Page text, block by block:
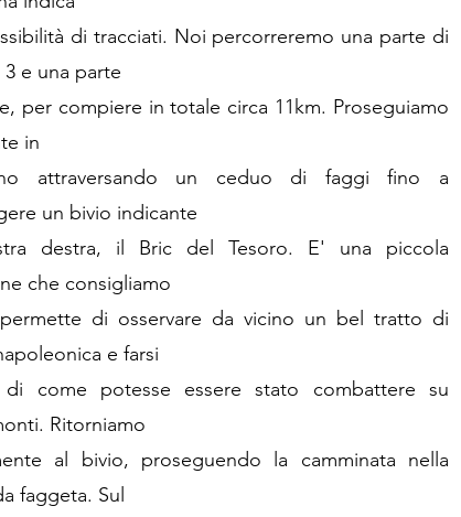
di tracciati. Noi percorreremo una parte di
e una parte
per compiere in totale circa 11km. Proseguiamo
in
attraversando un ceduo di faggi fino a
un bivio indicante
destra, il Bric del Tesoro. E' una piccola
che consigliamo
di osservare da vicino un bel tratto di
e farsi
di come potesse essere stato combattere su
Ritorniamo
al bivio, proseguendo la camminata nella
faggeta. Sul